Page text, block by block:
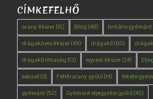
CÍMKEFELHŐ
arany ékszer(15) Blog (46) briliáns gyémánt
drágaköves ékszer(49) drágakő(60)
drágakő ritkaság (13) egyedi ékszer(24)
esküvő(8) Fehérarany gyűrű(14) fekete
gyémánt (52) Gyémánt eljegyzési gyűrű(45)